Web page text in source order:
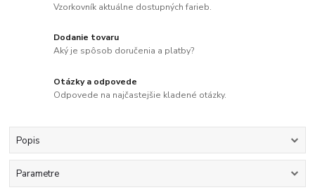
Vzorkovník aktuálne dostupných farieb.
Dodanie tovaru
Aký je spôsob doručenia a platby?
Otázky a odpovede
Odpovede na najčastejšie kladené otázky.
Popis
Parametre